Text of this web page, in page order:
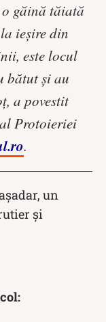
găină tăiată
ieşire din
este locul
bătut şi au
a povestit
Protoieriei
.
un
și